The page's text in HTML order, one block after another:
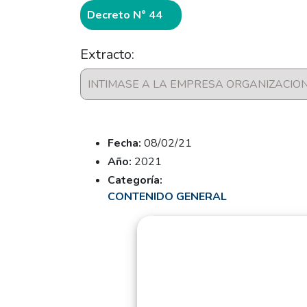
Decreto N° 44
Extracto:
INTIMASE A LA EMPRESA
Fecha: 08/02/21
Año: 2021
Categoría:
CONTENIDO GENERAL